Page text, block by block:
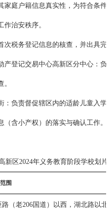
家庭户籍信息真实性，为符合条件
治安秩序。
次税务登记信息的核查，并出具完
产登记交易中心高新区分中心：
：负责督促辖区内的适龄儿童入学
含小产权）的落实与确认工作。
新区2024年义务教育阶段学校划片
围
路（老206国道）以西，湖北路以北